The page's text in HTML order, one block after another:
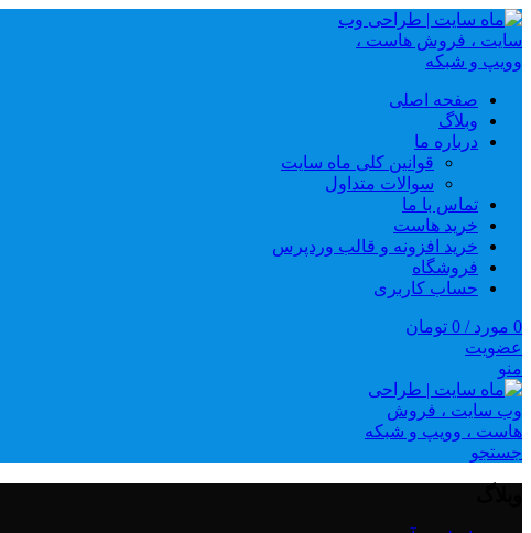
صفحه اصلی
وبلاگ
درباره ما
قوانین کلی ماه سایت
سوالات متداول
تماس با ما
خرید هاست
خرید افزونه و قالب وردپرس
فروشگاه
حساب کاربری
0 مورد /
0 تومان
عضویت
منو
جستجو